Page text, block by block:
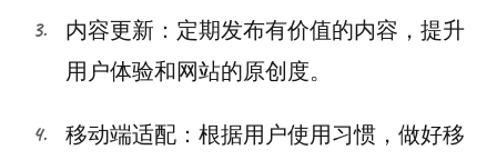
内容更新：定期发布有价值的内容，提升
用户体验和网站的原创度。
移动端适配：根据用户使用习惯，做好移